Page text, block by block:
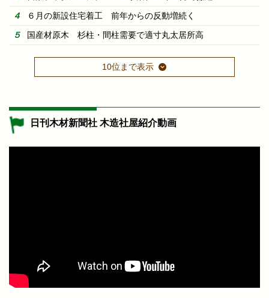
６月の新設住宅着工 前年からの反動増続く
国産材原木 杉柱・間柱需要で適寸丸太居所高
10位まで表示
日刊木材新聞社 木造社屋紹介動画